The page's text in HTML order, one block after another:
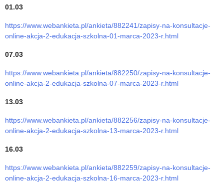
01.03
https://www.webankieta.pl/ankieta/882241/zapisy-na-konsultacje-
online-akcja-2-edukacja-szkolna-01-marca-2023-r.html
07.03
https://www.webankieta.pl/ankieta/882250/zapisy-na-konsultacje-
online-akcja-2-edukacja-szkolna-07-marca-2023-r.html
13.03
https://www.webankieta.pl/ankieta/882256/zapisy-na-konsultacje-
online-akcja-2-edukacja-szkolna-13-marca-2023-r.html
16.03
https://www.webankieta.pl/ankieta/882259/zapisy-na-konsultacje-
online-akcja-2-edukacja-szkolna-16-marca-2023-r.html